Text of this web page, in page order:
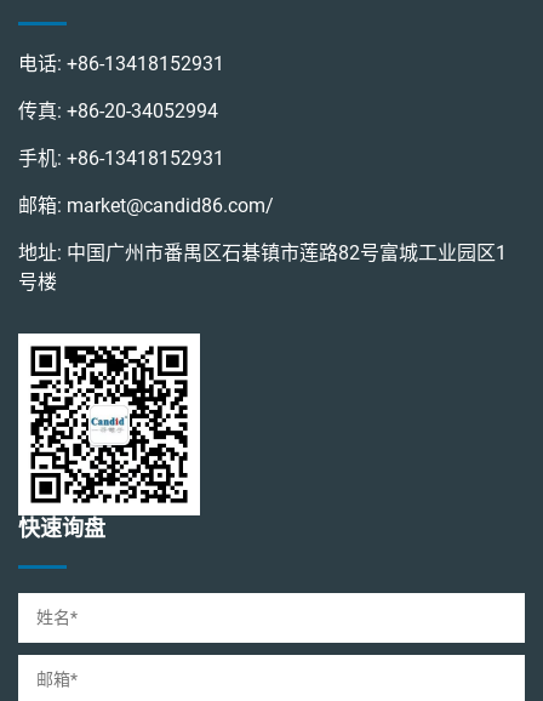
电话: +86-13418152931
传真: +86-20-34052994
手机: +86-13418152931
邮箱: market@candid86.com/
地址: 中国广州市番禺区石碁镇市莲路82号富城工业园区1
号楼
快速询盘